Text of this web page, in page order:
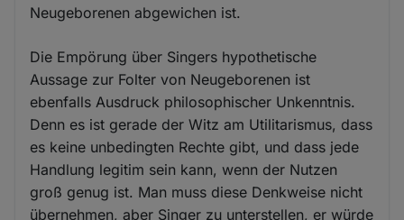
Neugeborenen abgewichen ist.
Die Empörung über Singers hypothetische
Aussage zur Folter von Neugeborenen ist
ebenfalls Ausdruck philosophischer Unkenntnis.
Denn es ist gerade der Witz am Utilitarismus, dass
es keine unbedingten Rechte gibt, und dass jede
Handlung legitim sein kann, wenn der Nutzen
groß genug ist. Man muss diese Denkweise nicht
übernehmen, aber Singer zu unterstellen, er würde